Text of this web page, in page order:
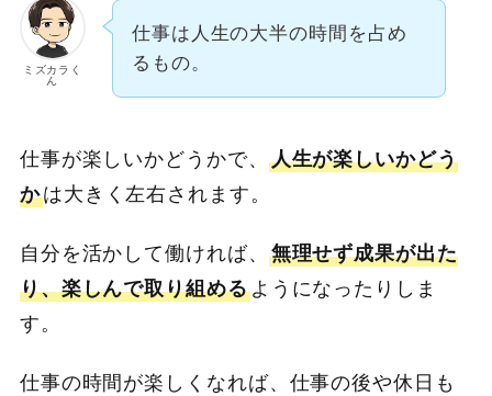
ミズカラく
ん
仕事は人生の大半の時間を占め
るもの。
仕事が楽しいかどうかで、 人生が楽しいかどう
かは大きく左右されます。
自分を活かして働ければ、 無理せず成果が出た
り、楽しんで取り組めるようになったりしま
す。
仕事の時間が楽しくなれば、仕事の後や休日も